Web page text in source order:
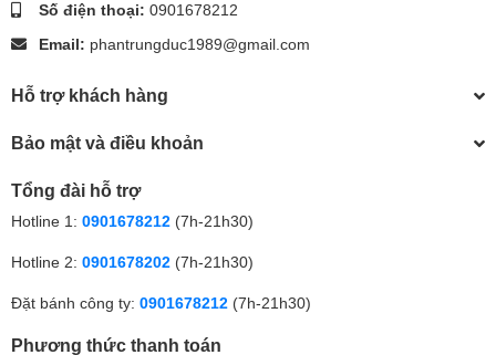
Số điện thoại: 0901678212
Email: phantrungduc1989@gmail.com
Hỗ trợ khách hàng
Bảo mật và điều khoản
Tổng đài hỗ trợ
Hotline 1: 0901678212 (7h-21h30)
Hotline 2: 0901678202 (7h-21h30)
Đặt bánh công ty: 0901678212 (7h-21h30)
Phương thức thanh toán